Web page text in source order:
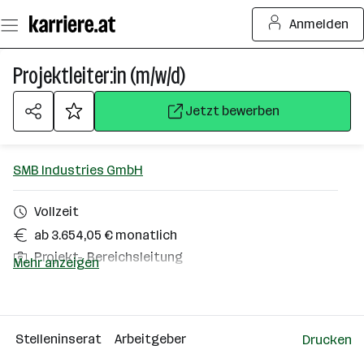
Seiteninhalt
springen
Anmelden
Projektleiter:in (m/w/d)
Jetzt bewerben
SMB Industries GmbH
Vollzeit
ab 3.654,05 € monatlich
Projekt-, Bereichsleitung
Mehr anzeigen
Stelleninserat Arbeitgeber Drucken